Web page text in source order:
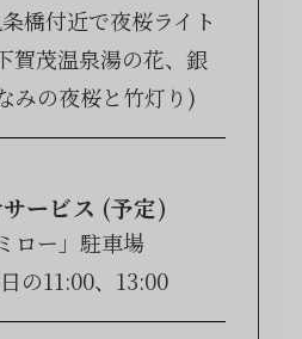
橋付近で夜桜ライト
賀茂温泉湯の花、銀
みの夜桜と竹灯り)
ービス (予定)
ロー」駐車場
の11:00、13:00